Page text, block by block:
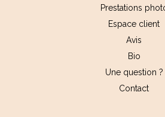
Prestations
Espace client
Avis
Bio
Une question ?
Contact